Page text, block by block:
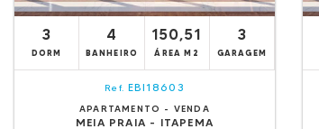
3
DORM
4
BANHEIRO
150,51
ÁREA M2
3
GARAGEM
Ref. EBI18603
APARTAMENTO - VENDA
MEIA PRAIA - ITAPEMA